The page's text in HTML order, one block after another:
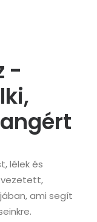
-
lélek és
vezetett,
ami segít